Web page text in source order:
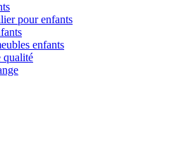
pour enfants
enfants
qualité